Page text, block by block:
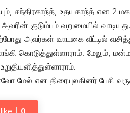
சந்திரகாந்த், உதயகாந்த் என 2
குடும்பம் வறுமையில்
அவர்கள் வாடகை வீட்டில்
கொடுத்துள்ளாராம். மேலும்,
மேல் என திரையுலகினர் பேசி
0